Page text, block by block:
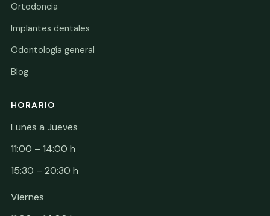
Ortodoncia
Implantes dentales
Odontología general
Blog
HORARIO
Lunes a Jueves
11:00 – 14:00 h
15:30 – 20:30 h
Viernes